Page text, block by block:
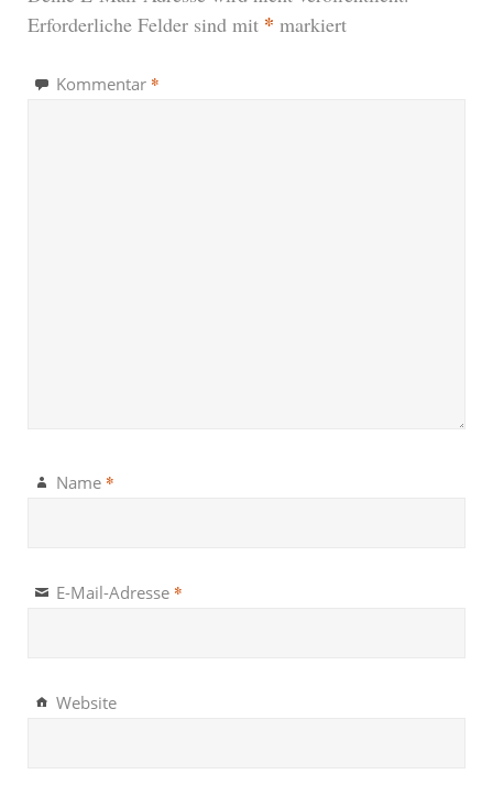
Erforderliche Felder sind mit * markiert
Kommentar *
Name *
E-Mail-Adresse *
Website